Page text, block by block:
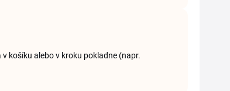
košíku alebo v kroku pokladne (napr.